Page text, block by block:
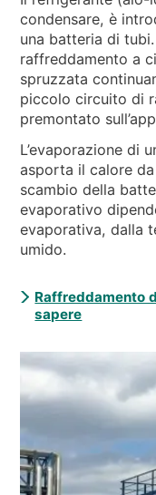
condensare, è
una batteria di
raffreddamento a
spruzzata
piccolo circuito di
premontato
L’evaporazione di
asporta il calore
scambio della
evaporativo
evaporativa, dalla
umido.
Raffreddamento
sapere